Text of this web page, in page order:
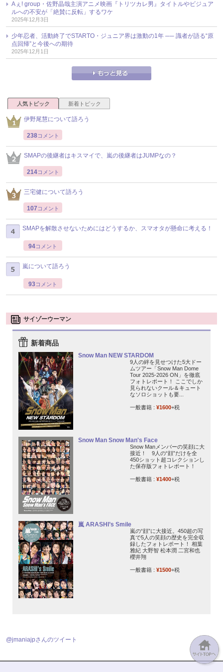
Aぇ! group・佐野晶哉主演アニメ映画『トリツカレ男』タイトルやビジュア
ルへの不安が「絶賛に反転」するワケ
2025年12月3日
少年忍者、活動終了でSTARTO・ジュニア界は激動の1年 ── 識者が語る“原
点回帰”と今後への期待
2025年12月1日
人気トピック 新着トピック
伊野尾慧について語ろう
238コメント
SMAPの後継者はキスマイで、嵐の後継者はJUMPなの？
214コメント
三宅健について語ろう
107 コメント
SMAPを解散させないためにはどうするか、スマオタが懸命に考える！
94コメント
嵐について語ろう
93コメント
サイゾーウーマン
新着商品
Snow Man NEW STARDOM
9人の絆を見せつけた5大ドー
ムツアー「Snow Man Dome
Tour 2025-2026 ON」を徹底
フォトレポート！ ここでしか
見られないクール＆キュート
なソロショットも要...
一般書籍 : ¥1600+税
Snow Man Snow Man's Face
Snow Manメンバーの笑顔に大
接近！ 9人の“顔”だけを全
450ショット超コレクションし
た保存版フォトレポート！
一般書籍 : ¥1400+税
嵐 ARASHI’s Smile
嵐の“顔”に大接近。450超の写
真で5人の笑顔の歴史を完全収
録したフォトレポート！ 相葉
雅紀 大野智 松本潤 二宮和也
櫻井翔
一般書籍 : ¥1500+税
@jmaniajpさんのツイート